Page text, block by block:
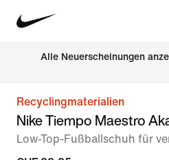
Alle Neuerscheinungen
Recyclingmaterialien
Nike Tiempo Maestro
Low-Top-Fußballschuh für